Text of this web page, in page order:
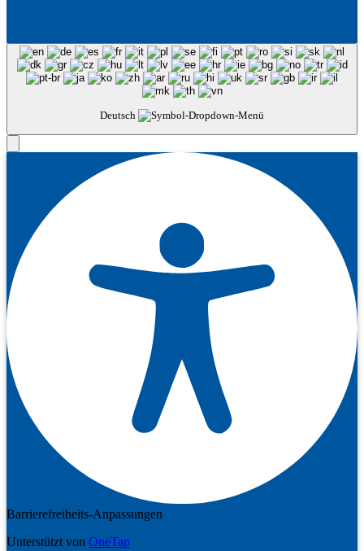
Deutsch
Barrierefreiheits-Anpassungen
Unterstützt von OneTap